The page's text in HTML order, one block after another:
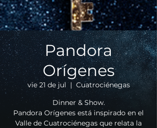
Pandora
Orígenes
vie 21 de jul
  |
Cuatrociénegas
Dinner & Show.
Pandora Orígenes está inspirado en el
Valle de Cuatrociénegas que relata la